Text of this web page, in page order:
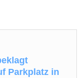
Parkplatz in